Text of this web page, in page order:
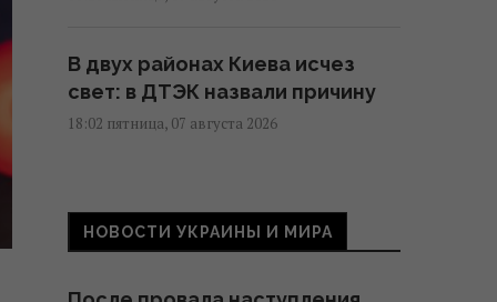
В двух районах Киева исчез
свет: в ДТЭК назвали причину
18:02 пятница, 07 августа 2026
ловушки: юрист раскрыл, как
супермаркеты вводят
НОВОСТИ УКРАИНЫ И МИРА